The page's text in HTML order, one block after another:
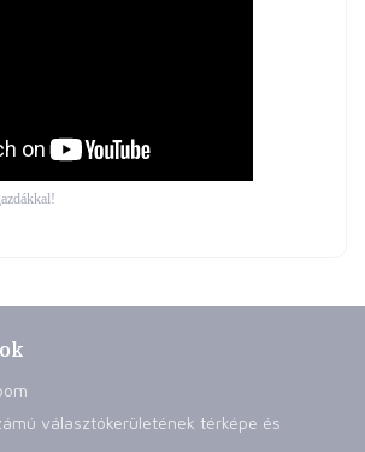
választókerületének térképe és